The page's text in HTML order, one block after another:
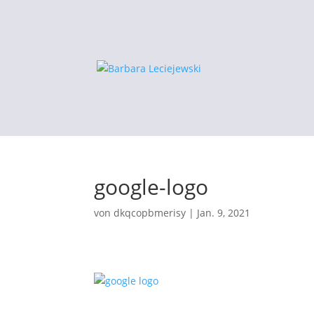
google-logo
vondkqcopbmerisy | Jan. 9, 2021